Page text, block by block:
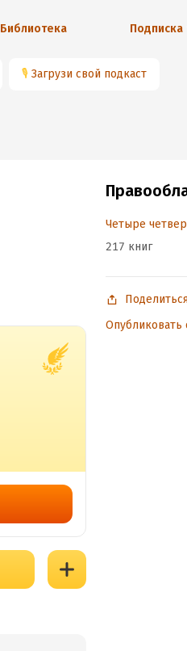
Библиотека Подписка
🎙 Загрузи свой подкаст
Четыре
217 книг
Опубликовать